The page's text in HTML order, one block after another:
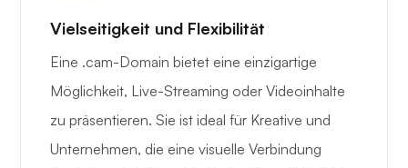
Vielseitigkeit und Flexibilität
Eine .cam-Domain bietet eine einzigartige
Möglichkeit, Live-Streaming oder Videoinhalte
zu präsentieren. Sie ist ideal für Kreative und
Unternehmen, die eine visuelle Verbindung